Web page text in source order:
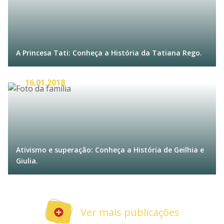
A Princesa Tati: Conheça a História da Tatiana Rego.
16.01.2018
Ativismo e superação: Conheça a História de Geilhia e
Giulia.
Ver mais publicações